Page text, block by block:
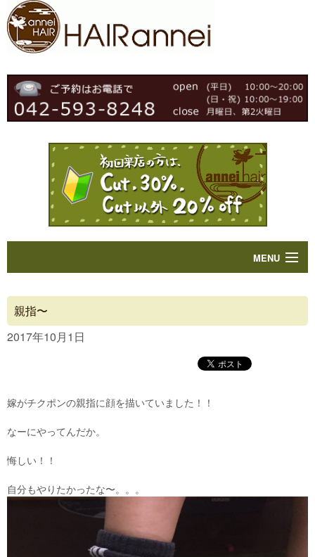
MENU
Concept
Blog
Contact
親指〜
2017年10月1日
嫁がチクポンの親指に顔を描いていました！！
なーにやってんだか。
悔しい！！
自分もやりたかったな〜。。。